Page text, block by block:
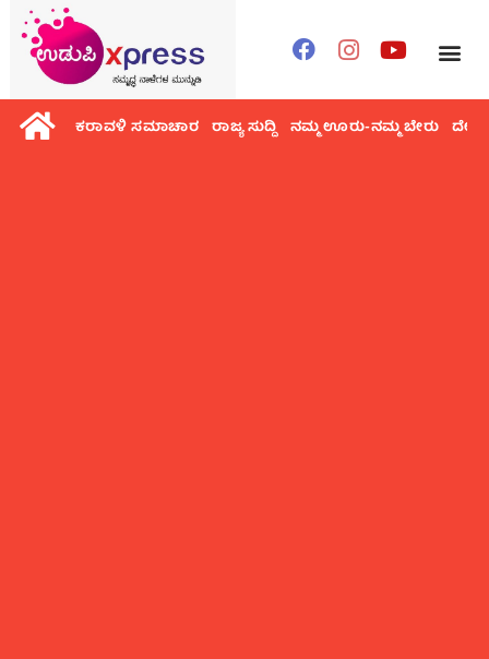
ಕರಾವಳಿ ಸಮಾಚಾರ ರಾಜ್ಯ ಸುದ್ದಿ ನಮ್ಮ ಊರು-ನಮ್ಮ ಬೇರು ದೇಶ